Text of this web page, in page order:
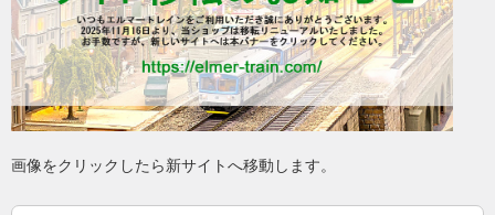
画像をクリックしたら新サイトへ移動します。